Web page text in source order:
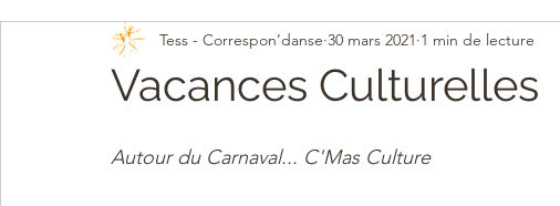
Petites scènes Vacances culturelles
Vacances Culturelles
Tess - Correspon’danse 30 mars 2021 1 min de lecture
Autour du Carnaval... C'Mas Culture